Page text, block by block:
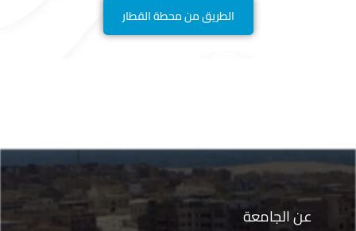
الطريق من محطة القطار
عن الجامعة